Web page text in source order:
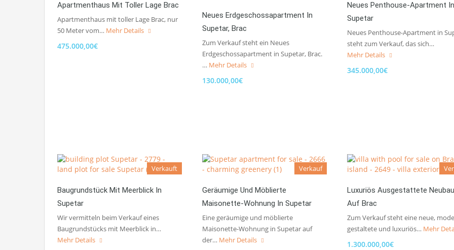
Apartmenthaus Mit Toller Lage Brac
Apartmenthaus mit toller Lage Brac, nur
50 Meter vom… Mehr Details
475.000,00€
Neues Erdgeschossapartment In
Supetar, Brac
Zum Verkauf steht ein Neues
Erdgeschossapartment in Supetar, Brac.
… Mehr Details
130.000,00€
Neues Penthouse-Apartment In
Supetar
Neues Penthouse-Apartment in
steht zum Verkauf, das sich…
Mehr Details
345.000,00€
Verkauft
Baugrundstück Mit Meerblick In
Supetar
Wir vermitteln beim Verkauf eines
Baugrundstücks mit Meerblick in…
Mehr Details
Verkauf
Geräumige Und Möblierte
Maisonette-Wohnung In Supetar
Eine geräumige und möblierte
Maisonette-Wohnung in Supetar auf
der… Mehr Details
Luxuriös Ausgestattete
Auf Brac
Zum Verkauf steht eine neue,
gestaltete und luxuriös… Mehr
1.300.000,00€